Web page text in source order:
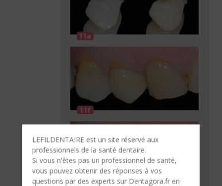
LEFILDENTAIRE est un site réservé aux
professionnels de la santé dentaire.
Si vous n'êtes​ pas un professionnel de santé,
vous pouvez obtenir des réponses à vos
questions par des experts sur Dentagora.fr en